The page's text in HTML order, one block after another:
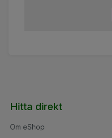
Hitta direkt
Om eShop